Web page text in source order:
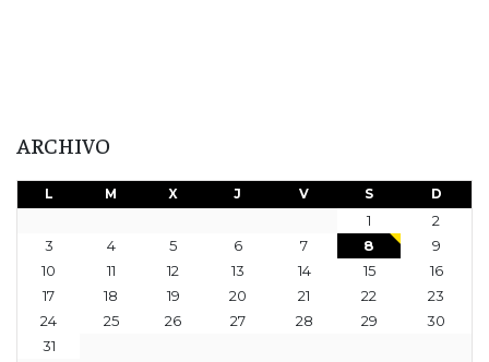
ARCHIVO
L M X J V S D
1
2
3
4 5 6 7 8
9
10
11 12 13 14 15
16
17
18 19 20 21 22
23
24
25 26 27 28 29
30
31